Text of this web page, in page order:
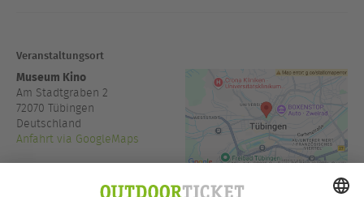
Veranstaltungsort
Museum Kino
Am Stadtgraben 2
72070 Tübingen
Deutschland
Anfahrt via GoogleMaps
museum.tuebinger-kinos.de